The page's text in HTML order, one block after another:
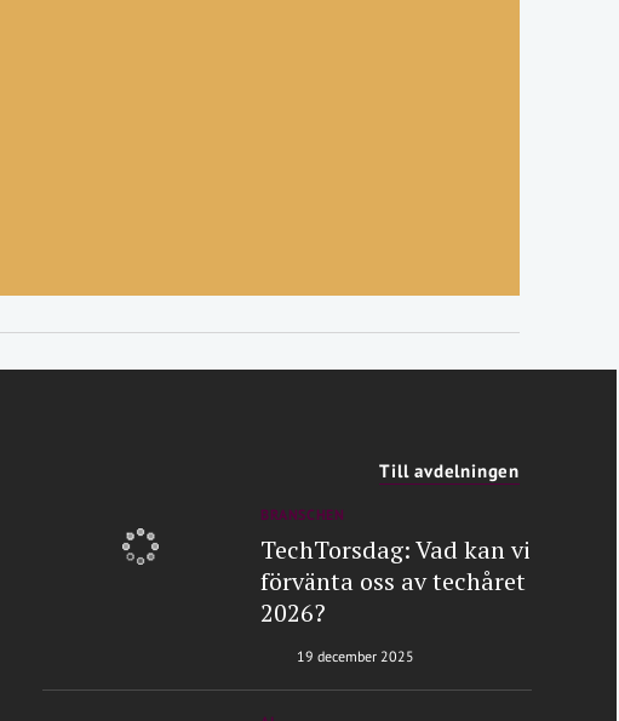
Till avdelningen
BRANSCHEN
TechTorsdag: Vad kan vi
förvänta oss av techåret
2026?
19 december 2025